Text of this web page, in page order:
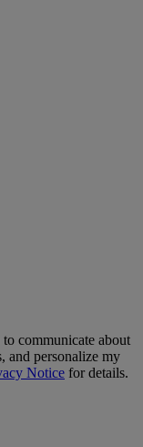
communicate about
and personalize my
Notice for details.